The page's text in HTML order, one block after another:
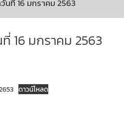
นที่ 16 มกราคม 2563
16 มกราคม 2563
ดาวน์โหลด